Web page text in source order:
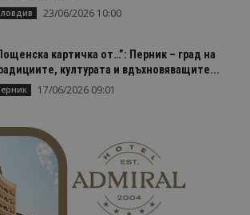
23/06/2026 10:00
картичка от…”: Перник – град на
културата и вдъхновяващите...
17/06/2026 09:01